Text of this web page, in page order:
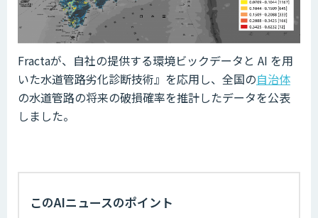
Fractaが、自社の提供する環境ビックデータと AI を用
いた水道管路劣化診断技術』を応用し、全国の自治体
の水道管路の将来の破損確率を推計したデータを公表
しました。
このAIニュースのポイント